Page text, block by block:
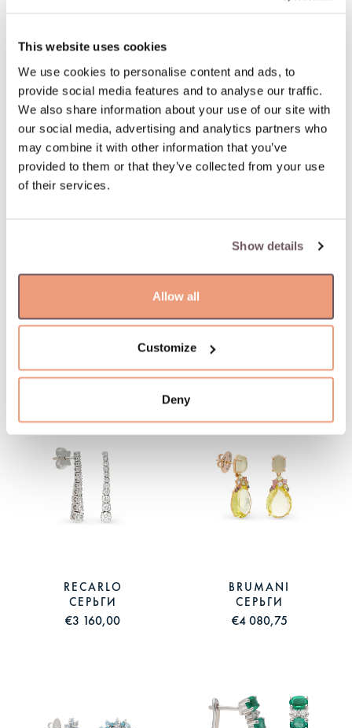
This website uses cookies
We use cookies to personalise content and ads, to
provide social media features and to analyse our traffic.
We also share information about your use of our site with
our social media, advertising and analytics partners who
may combine it with other information that you’ve
provided to them or that they’ve collected from your use
of their services.
Show details
Allow all
Customize
Deny
CAMMILLI FIRENZE
КОЛЬЦО
€4 690,00
RECARLO
СЕРЬГИ
€3 260,00
€3 654,90 €1 380,00
RECARLO
СЕРЬГИ
€3 160,00
BRUMANI
СЕРЬГИ
€4 080,75